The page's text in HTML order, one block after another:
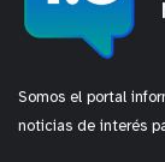
Somos el portal
noticias de interés